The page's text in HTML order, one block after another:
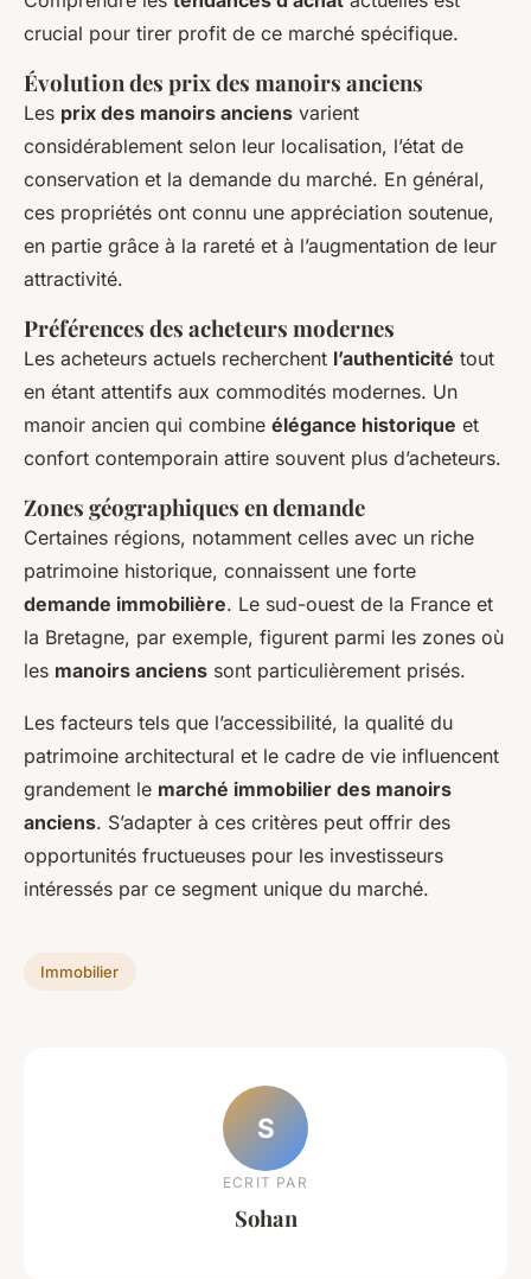
crucial pour tirer profit de ce marché spécifique.
Évolution des prix des manoirs anciens
Les prix des manoirs anciens varient
considérablement selon leur localisation, l’état de
conservation et la demande du marché. En général,
ces propriétés ont connu une appréciation soutenue,
en partie grâce à la rareté et à l’augmentation de leur
attractivité.
Préférences des acheteurs modernes
Les acheteurs actuels recherchent l’authenticité tout
en étant attentifs aux commodités modernes. Un
manoir ancien qui combine élégance historique et
confort contemporain attire souvent plus d’acheteurs.
Zones géographiques en demande
Certaines régions, notamment celles avec un riche
patrimoine historique, connaissent une forte
demande immobilière. Le sud-ouest de la France et
la Bretagne, par exemple, figurent parmi les zones où
les manoirs anciens sont particulièrement prisés.
Les facteurs tels que l’accessibilité, la qualité du
patrimoine architectural et le cadre de vie influencent
grandement le marché immobilier des manoirs
anciens. S’adapter à ces critères peut offrir des
opportunités fructueuses pour les investisseurs
intéressés par ce segment unique du marché.
Immobilier
S
ECRIT PAR
Sohan